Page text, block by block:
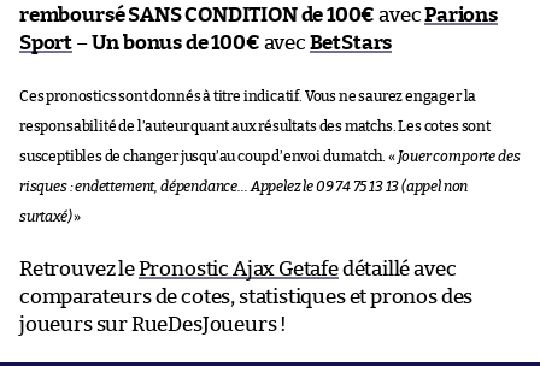
remboursé SANS CONDITION de 100€ avecParions
Sport –Un bonus de 100€ avec BetStars
Ces pronostics sont donnés à titre indicatif. Vous ne saurez engager la
responsabilité de l’auteur quant aux résultats des matchs. Les cotes sont
susceptibles de changer jusqu’au coup d’envoi du match. « Jouer comporte des
risques : endettement, dépendance… Appelez le 09 74 75 13 13 (appel non
surtaxé)»
Retrouvez lePronostic Ajax Getafedétaillé avec
comparateurs de cotes, statistiques et pronos des
joueurs sur RueDesJoueurs !